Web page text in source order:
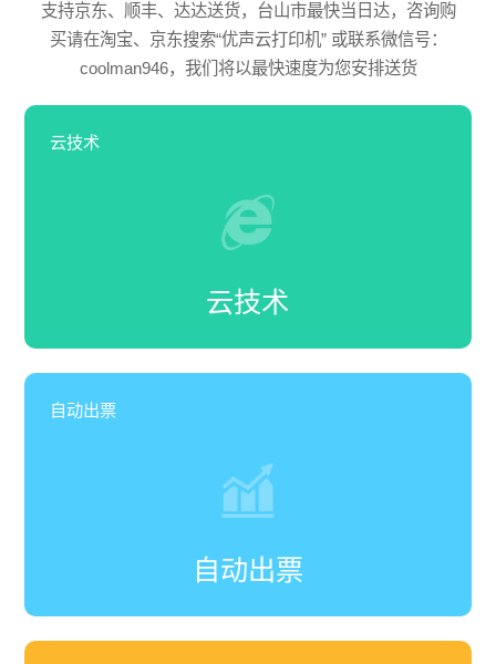
支持京东、顺丰、达达送货，台山市最快当日达，咨询购
买请在淘宝、京东搜索“优声云打印机” 或联系微信号：
coolman946，我们将以最快速度为您安排送货
云技术
云技术
自动出票
自动出票